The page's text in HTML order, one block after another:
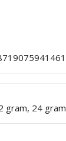
gram, 24 gram